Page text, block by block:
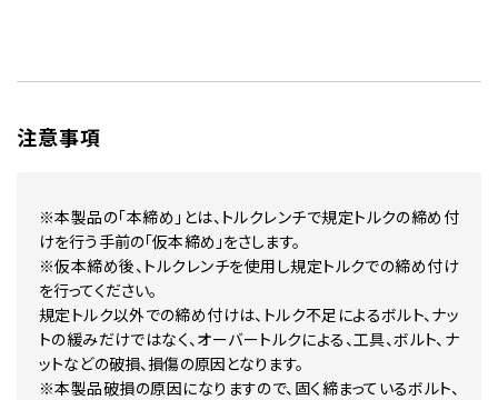
注意事項
※本製品の「本締め」とは、トルクレンチで規定トルクの締め付
けを行う手前の「仮本締め」をさします。
※仮本締め後、トルクレンチを使用し規定トルクでの締め付け
を行ってください。
規定トルク以外での締め付けは、トルク不足によるボルト、ナッ
トの緩みだけではなく、オーバートルクによる、工具、ボルト、ナ
ットなどの破損、損傷の原因となります。
※本製品破損の原因になりますので、固く締まっているボルト、